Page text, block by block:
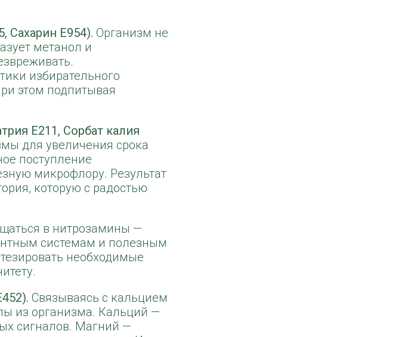
Сахарин E954). Организм не
метанол и
избирательного
этом подпитывая
E211, Сорбат калия
для увеличения срока
поступление
микрофлору. Результат
которую с радостью
в нитрозамины —
системам и полезным
необходимые
Связываясь с кальцием
из организма. Кальций —
сигналов. Магний —